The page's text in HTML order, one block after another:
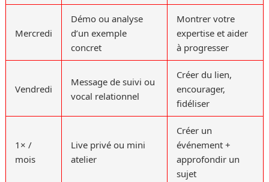
Mercredi
Démo ou analyse
d’un exemple
concret
Montrer votre
expertise et aider
à progresser
Vendredi
Message de suivi ou
vocal relationnel
Créer du lien,
encourager,
fidéliser
1× /
mois
Live privé ou mini
atelier
Créer un
événement +
approfondir un
sujet